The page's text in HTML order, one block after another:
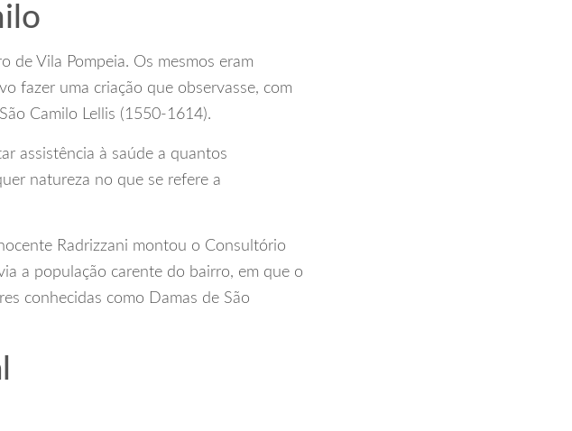
de Vila Pompeia. Os mesmos eram
fazer uma criação que observasse, com
Camilo Lellis (1550-1614).
assistência à saúde a quantos
natureza no que se refere a
Radrizzani montou o Consultório
a população carente do bairro, em que o
conhecidas como Damas de São